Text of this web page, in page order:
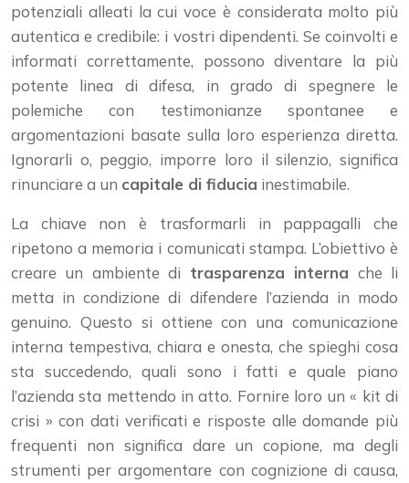
potenziali alleati la cui voce è considerata molto più
autentica e credibile: i vostri dipendenti. Se coinvolti e
informati correttamente, possono diventare la più
potente linea di difesa, in grado di spegnere le
polemiche con testimonianze spontanee e
argomentazioni basate sulla loro esperienza diretta.
Ignorarli o, peggio, imporre loro il silenzio, significa
rinunciare a un capitale di fiducia inestimabile.
La chiave non è trasformarli in pappagalli che
ripetono a memoria i comunicati stampa. L’obiettivo è
creare un ambiente di trasparenza interna che li
metta in condizione di difendere l’azienda in modo
genuino. Questo si ottiene con una comunicazione
interna tempestiva, chiara e onesta, che spieghi cosa
sta succedendo, quali sono i fatti e quale piano
l’azienda sta mettendo in atto. Fornire loro un « kit di
crisi » con dati verificati e risposte alle domande più
frequenti non significa dare un copione, ma degli
strumenti per argomentare con cognizione di causa,